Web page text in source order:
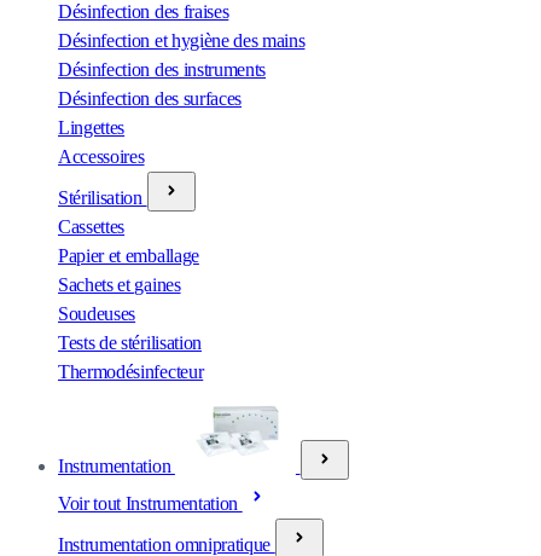
Désinfection des fraises
Désinfection et hygiène des mains
Désinfection des instruments
Désinfection des surfaces
Lingettes
Accessoires
Stérilisation
Cassettes
Papier et emballage
Sachets et gaines
Soudeuses
Tests de stérilisation
Thermodésinfecteur
Instrumentation
Voir tout Instrumentation
Instrumentation omnipratique